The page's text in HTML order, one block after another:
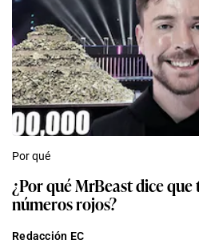
Por qué
¿Por qué MrBeast dice
números rojos?
Redacción EC